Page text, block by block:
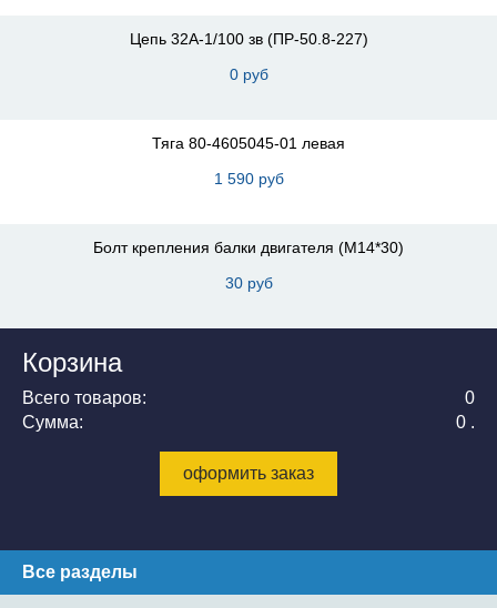
Цепь 32А-1/100 зв (ПР-50.8-227)
0 руб
Тяга 80-4605045-01 левая
1 590 руб
Болт крепления балки двигателя (М14*30)
30 руб
Корзина
Всего товаров:
0
Сумма:
0 .
оформить заказ
Все разделы